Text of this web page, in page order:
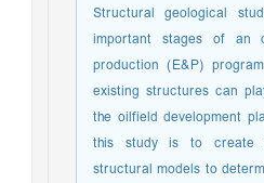
Structural geological
important stages of an
production (E&P)
existing structures can
the oilfield development
this study is to create
structural models to